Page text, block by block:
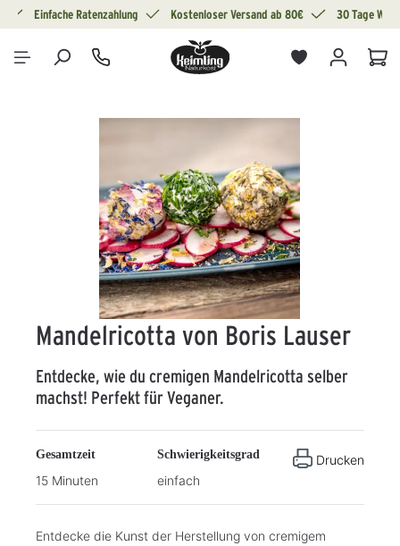
springen
Einfache Ratenzahlung Kostenloser Versand ab 80€ 30 Tage
Mandelricotta von Boris Lauser
Entdecke, wie du cremigen Mandelricotta selber
machst! Perfekt für Veganer.
Gesamtzeit
15 Minuten
Schwierigkeitsgrad
einfach
Drucken
Entdecke die Kunst der Herstellung von cremigem